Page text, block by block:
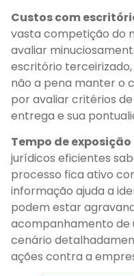
Custos com
vasta competição do
avaliar
escritório
não a pena manter o
por avaliar critérios
entrega e sua
Tempo de
jurídicos eficientes
processo fica ativo
informação ajuda a
podem estar
acompanhamento de
cenário
ações contra a